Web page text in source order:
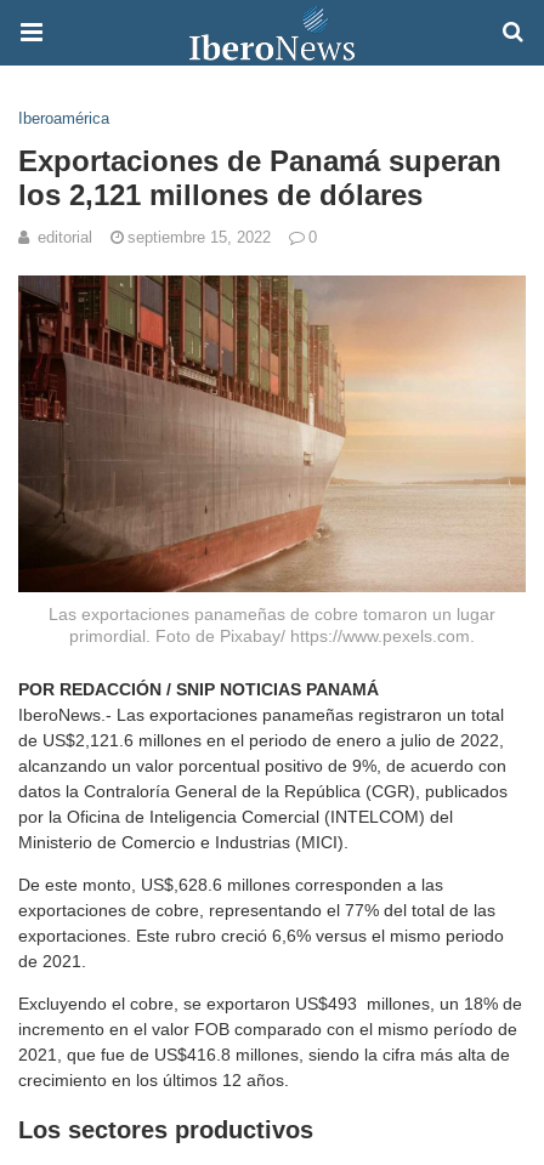
Iberoamérica
Exportaciones de Panamá superan
los 2,121 millones de dólares
editorial septiembre 15, 2022 0
Las exportaciones panameñas de cobre tomaron un lugar
primordial. Foto de Pixabay/ https://www.pexels.com.
POR REDACCIÓN / SNIP NOTICIAS PANAMÁ
IberoNews.- Las exportaciones panameñas registraron un total
de US$2,121.6 millones en el periodo de enero a julio de 2022,
alcanzando un valor porcentual positivo de 9%, de acuerdo con
datos la Contraloría General de la República (CGR), publicados
por la Oficina de Inteligencia Comercial (INTELCOM) del
Ministerio de Comercio e Industrias (MICI).
De este monto, US$,628.6 millones corresponden a las
exportaciones de cobre, representando el 77% del total de las
exportaciones. Este rubro creció 6,6% versus el mismo periodo
de 2021.
Excluyendo el cobre, se exportaron US$493 millones, un 18% de
incremento en el valor FOB comparado con el mismo período de
2021, que fue de US$416.8 millones, siendo la cifra más alta de
crecimiento en los últimos 12 años.
Los sectores productivos